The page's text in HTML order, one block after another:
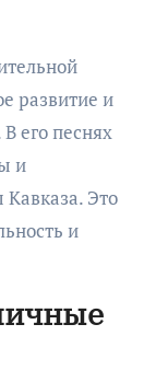
развитие и
его песнях
и
Это
и